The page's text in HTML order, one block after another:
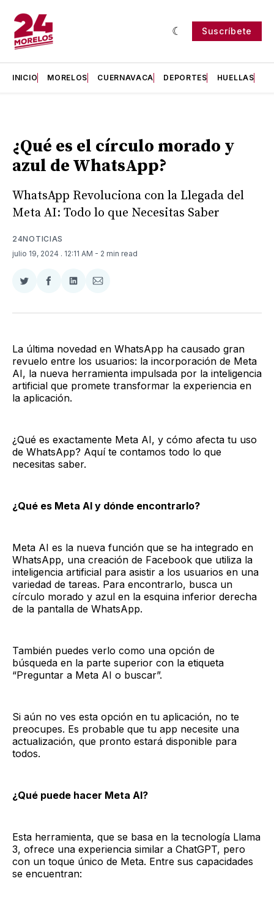
Suscríbete
INICIO MORELOS CUERNAVACA DEPORTES HUELLAS
¿Qué es el círculo morado y
azul de WhatsApp?
WhatsApp Revoluciona con la Llegada del
Meta AI: Todo lo que Necesitas Saber
24NOTICIAS
julio 19, 2024 . 12:11 AM - 2 min read
Compartir
Twitter
Compartir
Facebook
Compartir
LinkedIn
Compartir
Email
La última novedad en WhatsApp ha causado gran
revuelo entre los usuarios: la incorporación de Meta
AI, la nueva herramienta impulsada por la inteligencia
artificial que promete transformar la experiencia en
la aplicación.
¿Qué es exactamente Meta AI, y cómo afecta tu uso
de WhatsApp? Aquí te contamos todo lo que
necesitas saber.
¿Qué es Meta AI y dónde encontrarlo?
Meta AI es la nueva función que se ha integrado en
WhatsApp, una creación de Facebook que utiliza la
inteligencia artificial para asistir a los usuarios en una
variedad de tareas. Para encontrarlo, busca un
círculo morado y azul en la esquina inferior derecha
de la pantalla de WhatsApp.
También puedes verlo como una opción de
búsqueda en la parte superior con la etiqueta
“Preguntar a Meta AI o buscar”.
Si aún no ves esta opción en tu aplicación, no te
preocupes. Es probable que tu app necesite una
actualización, que pronto estará disponible para
todos.
¿Qué puede hacer Meta AI?
Esta herramienta, que se basa en la tecnología Llama
3, ofrece una experiencia similar a ChatGPT, pero
con un toque único de Meta. Entre sus capacidades
se encuentran: